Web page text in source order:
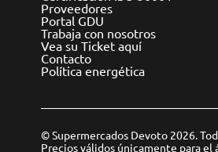
Proveedores
Portal GDU
Trabaja con nosotros
Vea su Ticket aquí
Contacto
Política energética
© Supermercados Devoto 2026.
Precios válidos únicamente para el